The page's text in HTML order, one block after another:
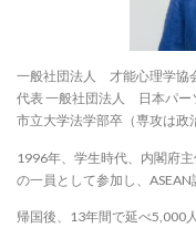
一般社団法人 才能心理学協
代表 一般社団法人 日本パ
市立大学法学部卒（専攻は政
1996年、学生時代、内閣府
の一員として参加し、
帰国後、13年間で延べ5,000